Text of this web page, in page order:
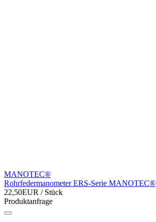
MANOTEC®
Rohrfedermanometer ERS-Serie MANOTEC®
22,50EUR / Stück
Produktanfrage